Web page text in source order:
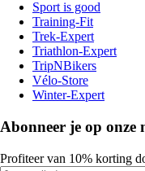
Sport is good
Training-Fit
Trek-Expert
Triathlon-Expert
TripNBikers
Vélo-Store
Winter-Expert
Abonneer je op onze
Profiteer van 10% korting